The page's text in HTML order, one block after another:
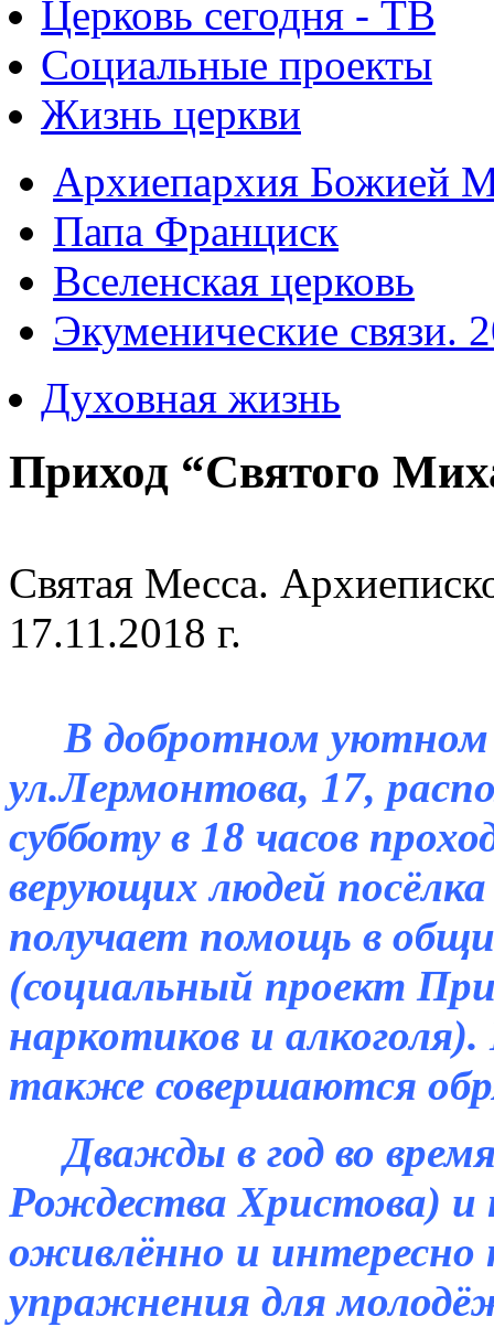
Церковь сегодня - ТВ
Социальные проекты
Жизнь церкви
Архиепархия Божией
Папа Франциск
Вселенская церковь
Экуменические связи.
Духовная жизнь
Приход “Святого
Святая Месса.
17.11.2018 г.
В добротном уютном
ул.Лермонтова, 17,
субботу в 18 часов
верующих людей
получает помощь в
(социальный проект
наркотиков и алкоголя).
также совершаются
Дважды в год во
Рождества Христова) и
оживлённо и интересно
упражнения для